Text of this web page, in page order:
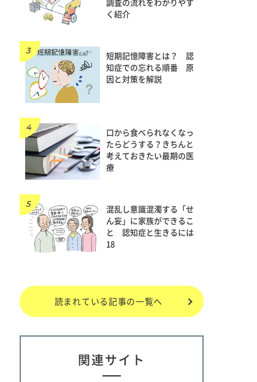
調査の流れをわかりやす
く紹介
短期記憶障害とは？ 認
知症での忘れる順番 原
因と対策を解説
口から食べられなくなっ
たらどうする？きちんと
考えておきたい最期の医
療
混乱し意識混濁する「せ
ん妄」に家族ができるこ
と 認知症と生きるには
18
読まれている記事の一覧へ
関連サイト